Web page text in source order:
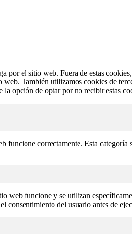
el sitio web. Fuera de estas
También utilizamos cookies de
opción de optar por no recibir estas
funcione correctamente. Esta
web funcione y se utilizan
consentimiento del usuario antes de